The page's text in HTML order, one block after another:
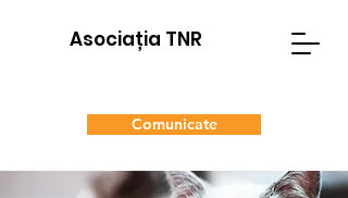
Asociația TNR
Comunicate
Donează Adoptă